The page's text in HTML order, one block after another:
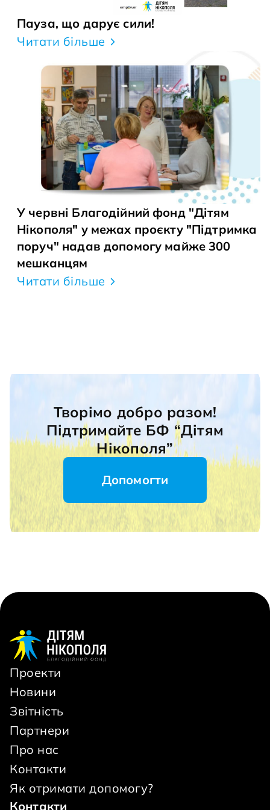
Пауза, що дарує сили!
Читати більше
У червні Благодійний фонд "Дітям
Нікополя" у межах проєкту "Підтримка
поруч" надав допомогу майже 300
мешканцям
Читати більше
Творімо добро разом!
Підтримайте БФ “Дітям
Нікополя”
Допомогти
Проекти
Новини
Звітність
Партнери
Про нас
Контакти
Як отримати допомогу?
Контакти